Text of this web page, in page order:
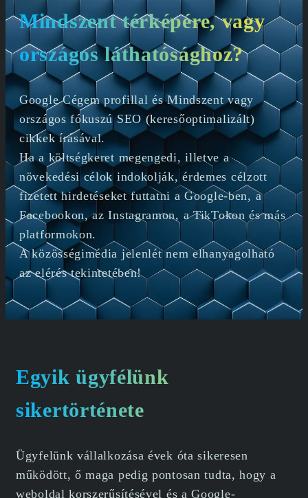
Mindszent térképére, vagy
országos láthatósághoz?
Google Cégem profillal és Mindszent vagy
országos fókuszú SEO (keresőoptimalizált)
cikkek írásával.
Ha a költségkeret megengedi, illetve a
növekedési célok indokolják, érdemes célzott
fizetett hirdetéseket futtatni a Google-ben, a
Facebookon, az Instagramon, a TikTokon és más
platformokon.
A közösségimédia jelenlét nem elhanyagolható
az elérés tekintetében!
Egyik ügyfélünk
sikertörténete
Ügyfelünk vállalkozása évek óta sikeresen
működött, ő maga pedig pontosan tudta, hogy a
weboldal korszerűsítésével és a Google-